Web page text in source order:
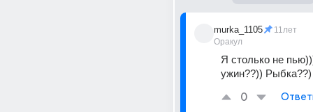
murka_1105
Оракул
11лет
Я столько не
ужин??)) Рыбка??)
0